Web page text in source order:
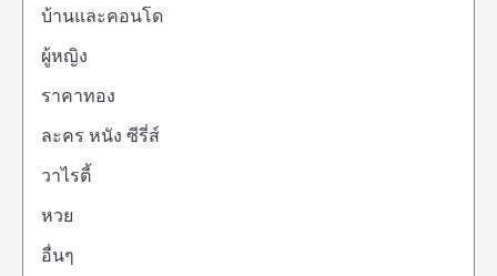
บ้านและคอนโด
ผู้หญิง
ราคาทอง
ละคร หนัง ซีรี่ส์
วาไรตี้
หวย
อื่นๆ